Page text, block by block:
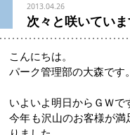
2013.04.26
次々と咲いていま
こんにちは。
パーク管理部の大森です。
いよいよ明日からＧＷで
今年も沢山のお客様が